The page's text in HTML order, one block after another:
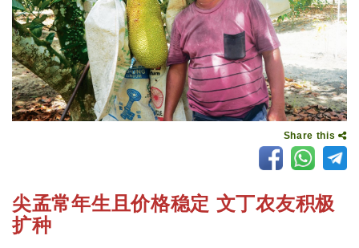
Share this
尖孟常年生且价格稳定 文丁农友积极
扩种